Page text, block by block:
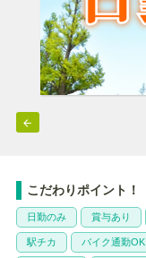

こだわりポイント！
日勤のみ 賞与あり
駅チカ バイク通勤OK